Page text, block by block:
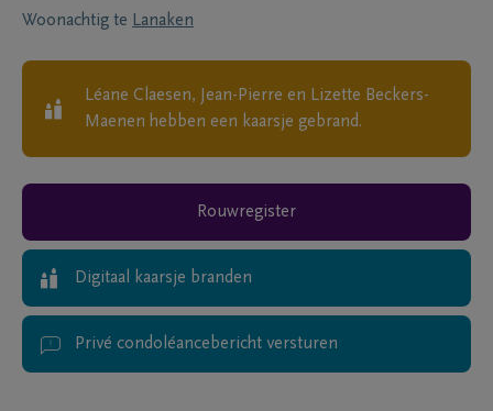
Woonachtig te Lanaken
Léane Claesen, Jean-Pierre en Lizette Beckers-
Maenen hebben een kaarsje gebrand.
Rouwregister
Digitaal kaarsje branden
Privé condoléancebericht versturen